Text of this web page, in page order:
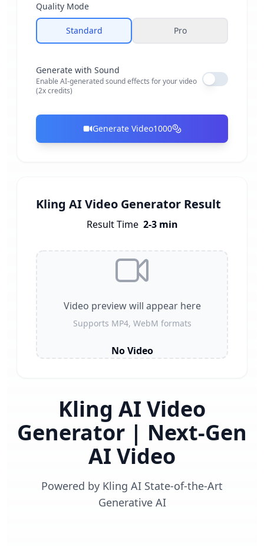
PNG, JPG, JPEG or WEBP (max 10MB)
Quality Mode
Standard Pro
Generate with Sound
Enable AI-generated sound effects for your video
(2x credits)
Generate Video1000
Kling AI Video Generator Result
Result Time 2-3 min
Video preview will appear here
Supports MP4, WebM formats
No Video
Kling AI Video
Generator | Next-Gen
AI Video
Powered by Kling AI State-of-the-Art
Generative AI